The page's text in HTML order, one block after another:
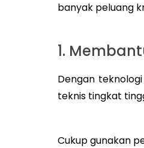
banyak peluang
1.
Dengan
teknis tingkat
Cukup gunakan